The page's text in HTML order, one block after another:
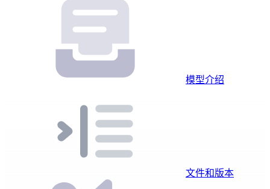
模型介绍
文件和版本